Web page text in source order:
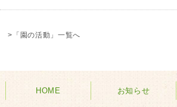
>「園の活動」一覧へ
HOME お知らせ